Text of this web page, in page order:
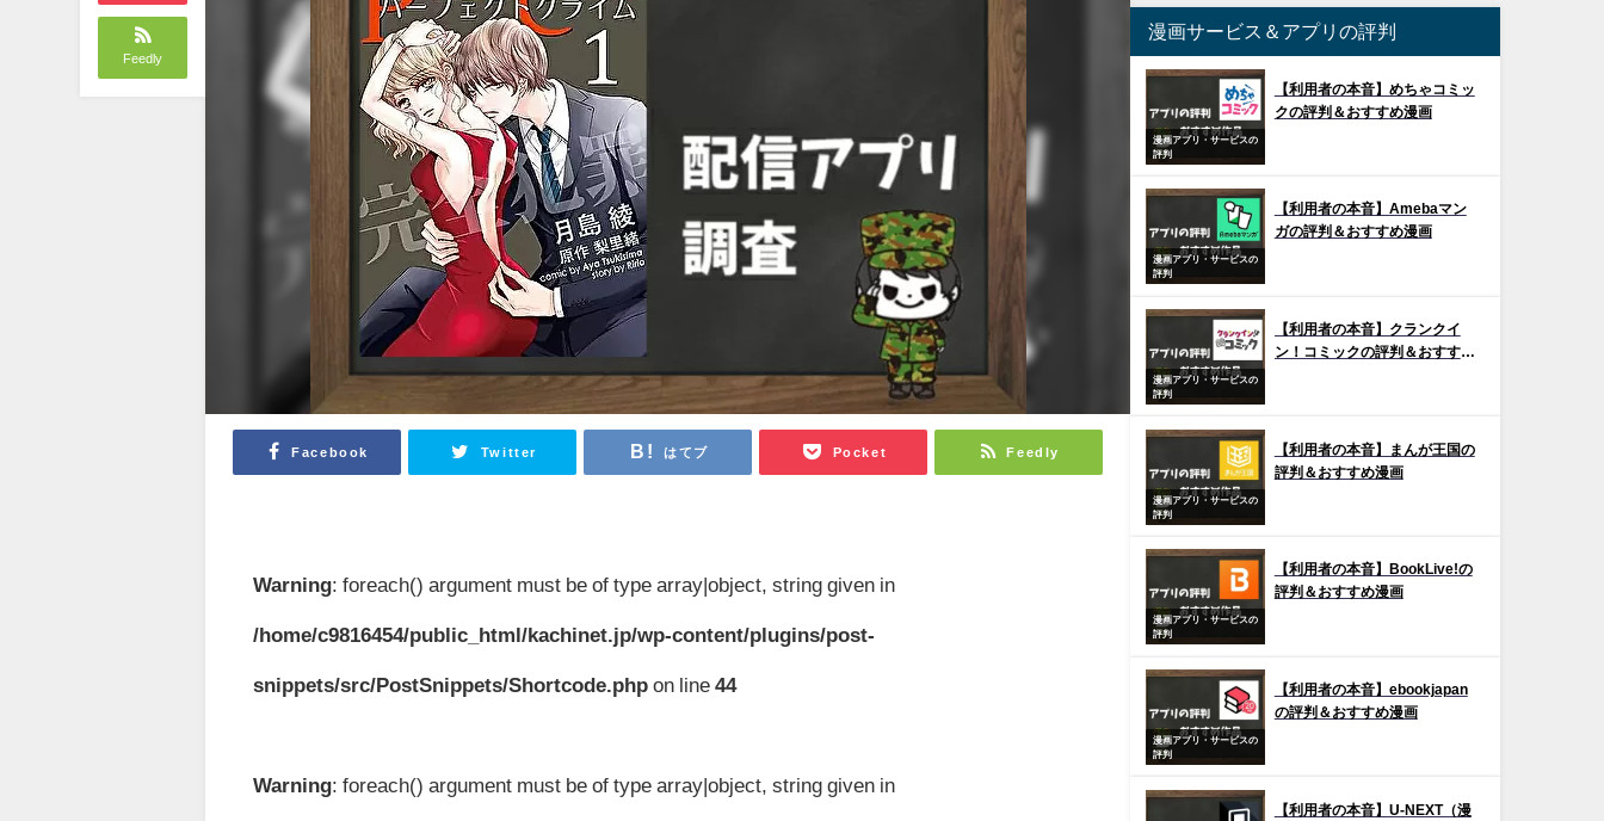
Feedly
Facebook Twitter はてブ Pocket Feedly
Warning: foreach() argument must be of type array|object, string given in
/home/c9816454/public_html/kachinet.jp/wp-content/plugins/post-
snippets/src/PostSnippets/Shortcode.php on line44
Warning: foreach() argument must be of type array|object, string given in
漫画サービス＆アプリの評判
漫画アプリ・サービスの
評判
【利用者の本音】めちゃコミッ
クの評判＆おすすめ漫画
漫画アプリ・サービスの
評判
【利用者の本音】Amebaマン
ガの評判＆おすすめ漫画
漫画アプリ・サービスの
評判
【利用者の本音】クランクイ
ン！コミックの評判＆おすすめ
漫画アプリ・サービスの
評判
【利用者の本音】まんが王国の
評判＆おすすめ漫画
漫画アプリ・サービスの
評判
【利用者の本音】BookLive!の
評判＆おすすめ漫画
漫画アプリ・サービスの
評判
【利用者の本音】ebookjapan
の評判＆おすすめ漫画
【利用者の本音】U-NEXT（漫